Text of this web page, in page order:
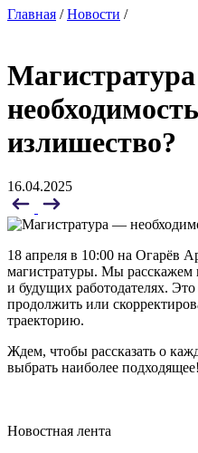
Главная /Новости /
излишество?
16.04.2025
18 апреля в 10:00 на Огарёв
магистратуры. Мы расскажем
и будущих работодателях.
продолжить или
траекторию.
Ждем, чтобы рассказать о
выбрать наиболее подходящее!
Новостная лента